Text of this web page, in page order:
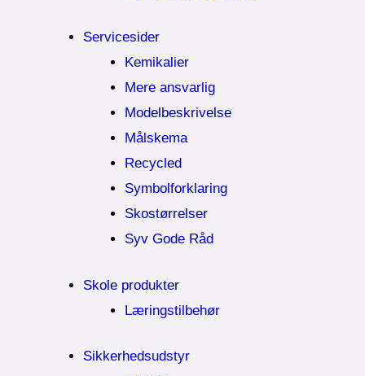
Servicesider
Kemikalier​
Mere ansvarlig
Modelbeskrivelse
Målskema
Recycled
Symbolforklaring
Skostørrelser
Syv Gode Råd
Skole produkter
Læringstilbehør
Sikkerhedsudstyr